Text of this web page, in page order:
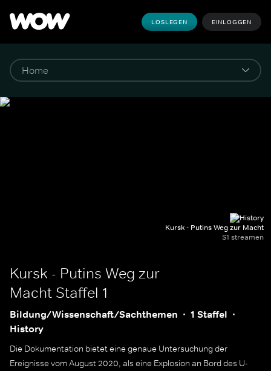
LOSLEGEN EINLOGGEN
Kursk - Putins Weg zur Macht
S1 streamen
Kursk - Putins Weg zur
Macht Staffel 1
Bildung/Wissenschaft/Sachthemen
1 Staffel
History
Die Dokumentation bietet eine genaue Untersuchung der
Ereignisse vom August 2020, als eine Explosion an Bord des U-